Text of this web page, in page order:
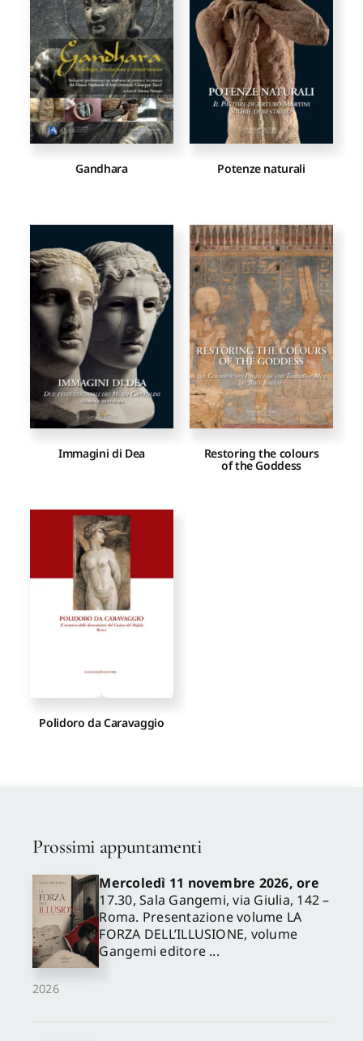
Gandhara Potenze naturali
Immagini di Dea Restoring the colours
of the Goddess
Polidoro da Caravaggio
Prossimi appuntamenti
2026
Mercoledì 11 novembre 2026, ore
17.30, Sala Gangemi, via Giulia, 142 –
Roma. Presentazione volume LA
FORZA DELL’ILLUSIONE, volume
Gangemi editore ...